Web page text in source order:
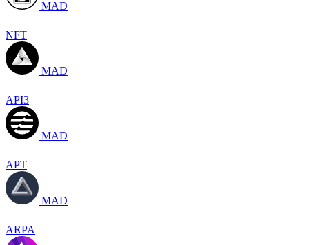
MAD
NFT
MAD
API3
MAD
APT
MAD
ARPA